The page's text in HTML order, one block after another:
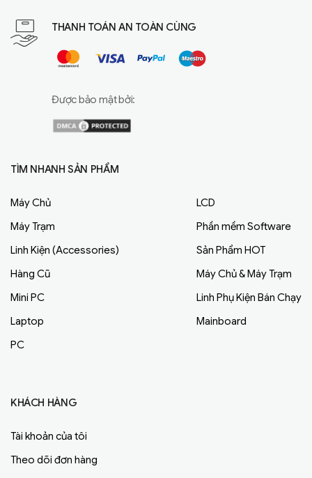
THANH TOÁN AN TOÀN CÙNG
Được bảo mật bởi:
TÌM NHANH SẢN PHẨM
Máy Chủ
Máy Trạm
Linh Kiện (Accessories)
Hàng Cũ
Mini PC
Laptop
PC
LCD
Phần mềm Software
Sản Phẩm HOT
Máy Chủ & Máy Trạm
Linh Phụ Kiện Bán Chạy
Mainboard
KHÁCH HÀNG
Tài khoản của tôi
Theo dõi đơn hàng